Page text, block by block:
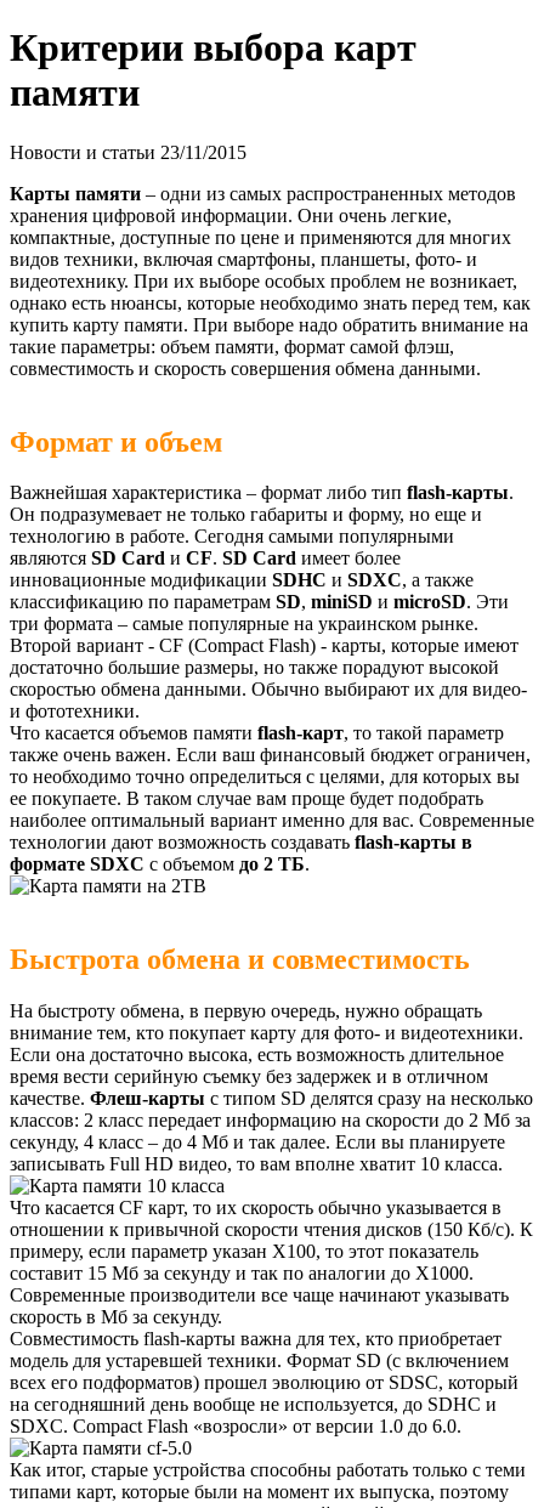
Критерии выбора карт
памяти
Новости и статьи 23/11/2015
Карты памяти – одни из самых распространенных методов
хранения цифровой информации. Они очень легкие,
компактные, доступные по цене и применяются для многих
видов техники, включая смартфоны, планшеты, фото- и
видеотехнику. При их выборе особых проблем не возникает,
однако есть нюансы, которые необходимо знать перед тем, как
купить карту памяти. При выборе надо обратить внимание на
такие параметры: объем памяти, формат самой флэш,
совместимость и скорость совершения обмена данными.
Формат и объем
Важнейшая характеристика – формат либо тип flash-карты.
Он подразумевает не только габариты и форму, но еще и
технологию в работе. Сегодня самыми популярными
являются SD Card и CF. SD Card имеет более
инновационные модификации SDHC и SDXC, а также
классификацию по параметрам SD, miniSD и microSD. Эти
три формата – самые популярные на украинском рынке.
Второй вариант - CF (Compact Flash) - карты, которые имеют
достаточно большие размеры, но также порадуют высокой
скоростью обмена данными. Обычно выбирают их для видео-
и фототехники.
Что касается объемов памяти flash-карт, то такой параметр
также очень важен. Если ваш финансовый бюджет ограничен,
то необходимо точно определиться с целями, для которых вы
ее покупаете. В таком случае вам проще будет подобрать
наиболее оптимальный вариант именно для вас. Современные
технологии дают возможность создавать flash-карты в
формате SDXC с объемом до 2 ТБ.
Быстрота обмена и совместимость
На быстроту обмена, в первую очередь, нужно обращать
внимание тем, кто покупает карту для фото- и видеотехники.
Если она достаточно высока, есть возможность длительное
время вести серийную съемку без задержек и в отличном
качестве. Флеш-карты с типом SD делятся сразу на несколько
классов: 2 класс передает информацию на скорости до 2 Мб за
секунду, 4 класс – до 4 Мб и так далее. Если вы планируете
записывать Full HD видео, то вам вполне хватит 10 класса.
Что касается CF карт, то их скорость обычно указывается в
отношении к привычной скорости чтения дисков (150 Кб/с). К
примеру, если параметр указан Х100, то этот показатель
составит 15 Мб за секунду и так по аналогии до Х1000.
Современные производители все чаще начинают указывать
скорость в Мб за секунду.
Совместимость flash-карты важна для тех, кто приобретает
модель для устаревшей техники. Формат SD (с включением
всех его подформатов) прошел эволюцию от SDSC, который
на сегодняшний день вообще не используется, до SDHC и
SDXC. Compact Flash «возросли» от версии 1.0 до 6.0.
Как итог, старые устройства способны работать только с теми
типами карт, которые были на момент их выпуска, поэтому